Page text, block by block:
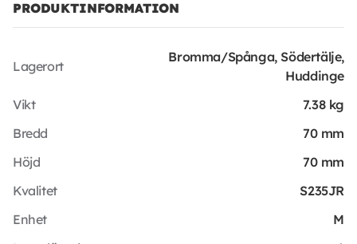
PRODUKTINFORMATION
Lagerort
Bromma/Spånga, Södertälje,
Huddinge
Vikt
7.38 kg
Bredd
70 mm
Höjd
70 mm
Kvalitet
S235JR
Enhet
M